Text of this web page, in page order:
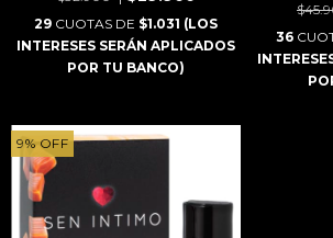
29 CUOTAS DE $1.031 (LOS
INTERESES SERÁN APLICADOS
POR TU BANCO)
36
9% OFF